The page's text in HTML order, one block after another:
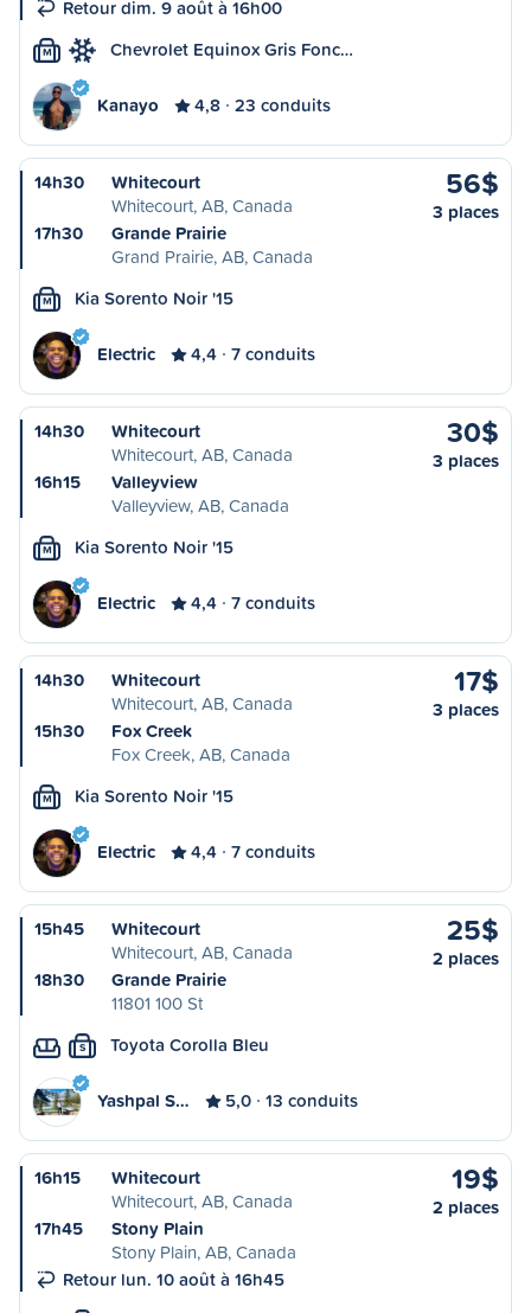
Retour dim. 9 août à 16h00
M Chevrolet Equinox Gris Fonc…
Kanayo 4,8 23 conduits
14h30
Whitecourt
Whitecourt, AB, Canada
17h30
Grande Prairie
Grand Prairie, AB, Canada
56$
3 places
M Kia Sorento Noir '15
Electric 4,4 7 conduits
14h30
Whitecourt
Whitecourt, AB, Canada
16h15
Valleyview
Valleyview, AB, Canada
30$
3 places
M Kia Sorento Noir '15
Electric 4,4 7 conduits
14h30
Whitecourt
Whitecourt, AB, Canada
15h30
Fox Creek
Fox Creek, AB, Canada
17$
3 places
M Kia Sorento Noir '15
Electric 4,4 7 conduits
15h45
Whitecourt
Whitecourt, AB, Canada
18h30
Grande Prairie
11801 100 St
25$
2 places
S Toyota Corolla Bleu
Yashpal S… 5,0 13 conduits
16h15
Whitecourt
Whitecourt, AB, Canada
17h45
Stony Plain
Stony Plain, AB, Canada
Retour lun. 10 août à 16h45
19$
2 places